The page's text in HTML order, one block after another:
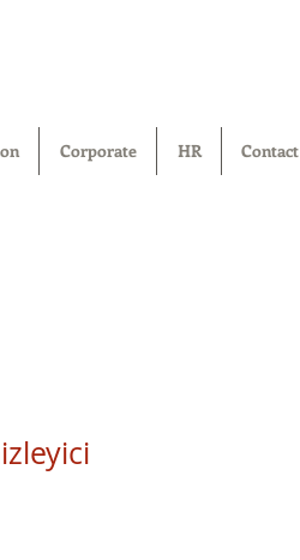
Corporate HR Contact